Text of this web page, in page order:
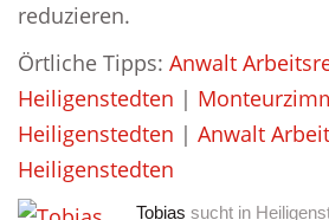
reduzieren.
Örtliche Tipps: Anwalt
Heiligenstedten |
Heiligenstedten | Anwalt
Heiligenstedten
Tobias sucht in